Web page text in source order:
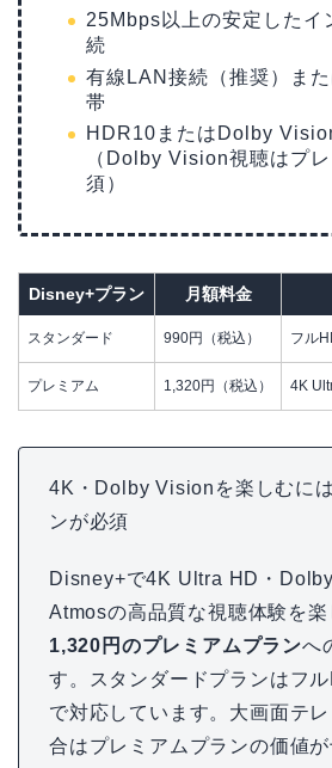
25Mbps以上の安定したイ
続
有線LAN接続（推奨）ま
帯
HDR10またはDolby
（Dolby Vision視聴はプ
須）
Disney+プラン 月額料金
スタンダード 990円（税込） フル
プレミアム 1,320円（税込） 4K
4K・Dolby Visionを楽しむに
ンが必須
Disney+で4K Ultra HD・
Atmosの高品質な視聴体験を楽
1,320円のプレミアムプランへ
す。スタンダードプランはフ
で対応しています。大画面テ
合はプレミアムプランの価値が